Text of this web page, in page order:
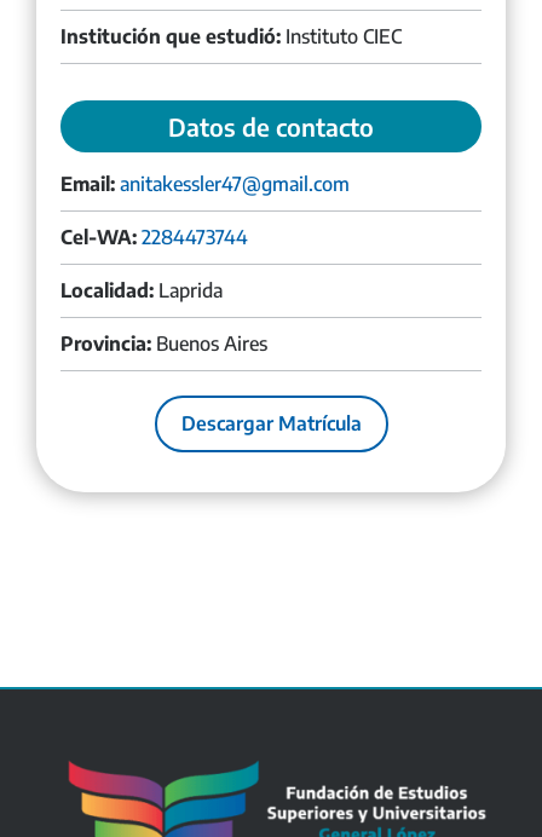
Institución que estudió: Instituto CIEC
Datos de contacto
Email: anitakessler47@gmail.com
Cel-WA: 2284473744
Localidad: Laprida
Provincia: Buenos Aires
Descargar Matrícula